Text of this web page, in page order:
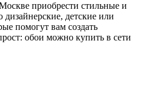
приобрести стильные и
детские или
помогут вам создать
обои можно купить в сети